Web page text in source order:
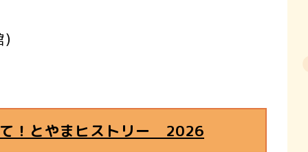
！とやまヒストリー 2026